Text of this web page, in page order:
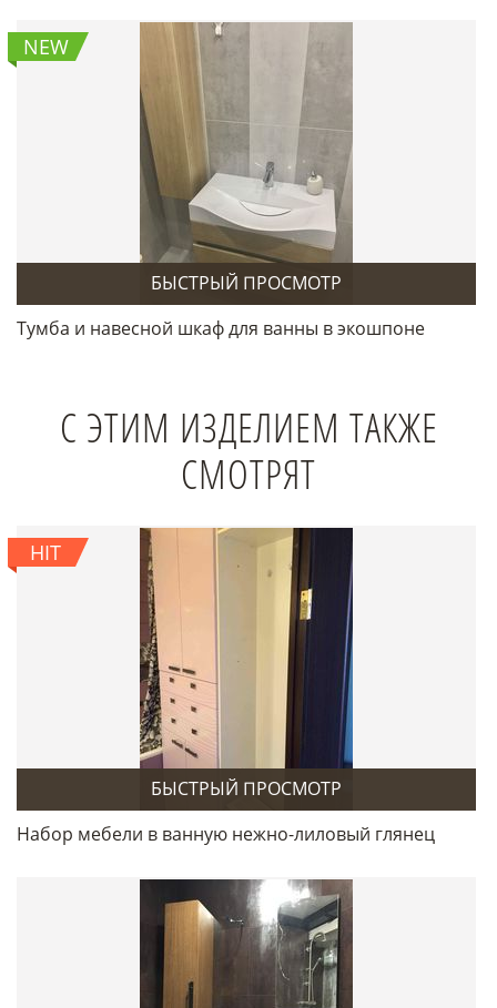
БЫСТРЫЙ ПРОСМОТР
Тумба и навесной шкаф для ванны в экошпоне
NEW
С ЭТИМ ИЗДЕЛИЕМ ТАКЖЕ
СМОТРЯТ
БЫСТРЫЙ ПРОСМОТР
Набор мебели в ванную нежно-лиловый глянец
HIT